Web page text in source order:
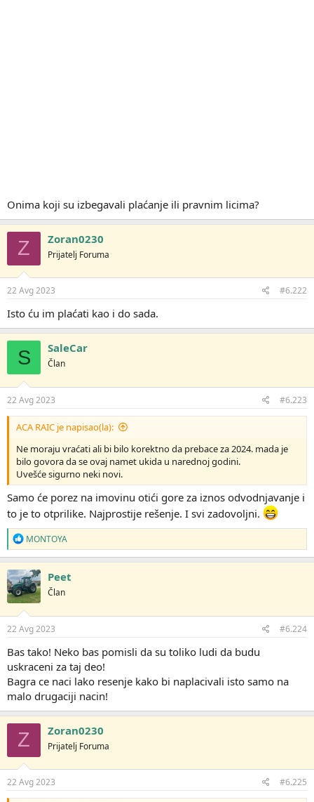
Onima koji su izbegavali plaćanje ili pravnim licima?
Z Zoran0230
Prijatelj Foruma
22 Avg 2023 #6.222
Isto ću im plaćati kao i do sada.
S SaleCar
Član
22 Avg 2023 #6.223
ACA RAIC je napisao(la):
Ne moraju vraćati ali bi bilo korektno da prebace za 2024. mada je
bilo govora da se ovaj namet ukida u narednoj godini.
Uvešće sigurno neki novi.
Samo će porez na imovinu otići gore za iznos odvodnjavanje i
to je to otprilike. Najprostije rešenje. I svi zadovoljni.
R
e
a
g
o
v
a
n
j
MONTOYA
Peet
Član
22 Avg 2023 #6.224
Bas tako! Neko bas pomisli da su toliko ludi da budu
uskraceni za taj deo!
Bagra ce naci lako resenje kako bi naplacivali isto samo na
malo drugaciji nacin!
Z Zoran0230
Prijatelj Foruma
22 Avg 2023 #6.225